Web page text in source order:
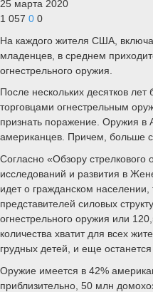
25 марта 2020
1 057 0 0
На каждого жителя США,
младенцев, в среднем
огнестрельного оружия.
После нескольких десятков
торговцами огнестрельным
признать поражение. Оружия в
американцев. Причем, больше
Согласно «Обзору
исследований и развития в
идет о гражданском
представителей силовых
огнестрельного оружия или
количества хватит для всех
грудных детей, и еще
Оружие имеется в 42%
приблизительно, 50 млн